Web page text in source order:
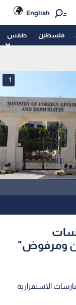
English
فلسطين طقس
1
ومرفوض"
الاستفزازية